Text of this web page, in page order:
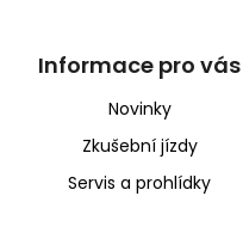
Informace pro vás
Novinky
Zkušební jízdy
Servis a prohlídky